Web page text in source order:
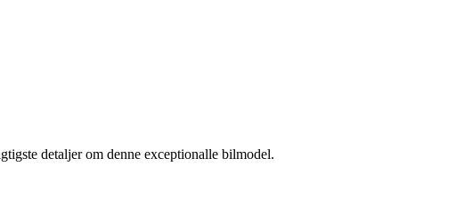
detaljer om denne exceptionalle bilmodel.